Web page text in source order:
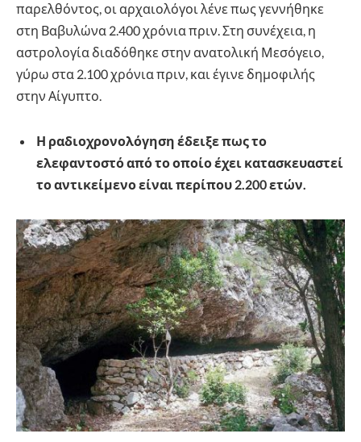
παρελθόντος, οι αρχαιολόγοι λένε πως γεννήθηκε
στη Βαβυλώνα 2.400 χρόνια πριν. Στη συνέχεια, η
αστρολογία διαδόθηκε στην ανατολική Μεσόγειο,
γύρω στα 2.100 χρόνια πριν, και έγινε δημοφιλής
στην Αίγυπτο.
Η ραδιοχρονολόγηση έδειξε πως το
ελεφαντοστό από το οποίο έχει κατασκευαστεί
το αντικείμενο είναι περίπου 2.200 ετών.